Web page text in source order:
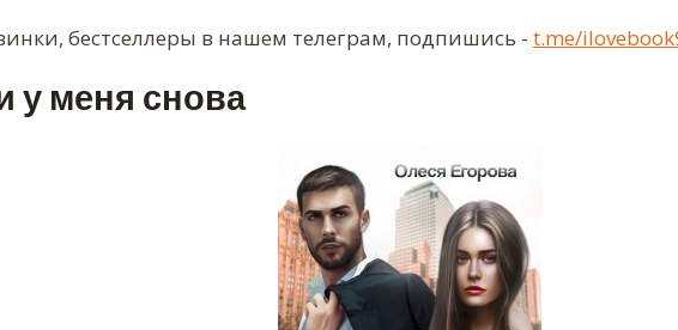
бестселлеры в нашем телеграм, подпишись - t.me/
у меня снова